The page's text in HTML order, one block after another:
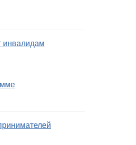
инвалидам